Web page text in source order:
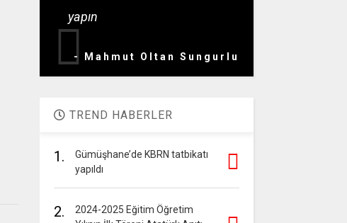
yapın
- Mahmut Oltan Sungurlu
TREND HABERLER
1.
Gümüşhane’de KBRN tatbikatı
yapıldı
2.
2024-2025 Eğitim Öğretim